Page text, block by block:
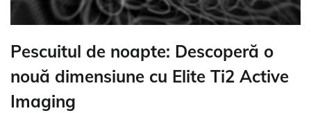
Pescuitul de noapte: Descoperă o
nouă dimensiune cu Elite Ti2 Active
Imaging